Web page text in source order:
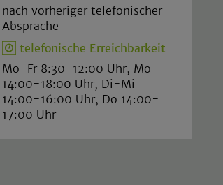
nach vorheriger telefonischer
Absprache
telefonische Erreichbarkeit
Mo-Fr 8:30-12:00 Uhr, Mo
14:00-18:00 Uhr, Di-Mi
14:00-16:00 Uhr, Do 14:00-
17:00 Uhr